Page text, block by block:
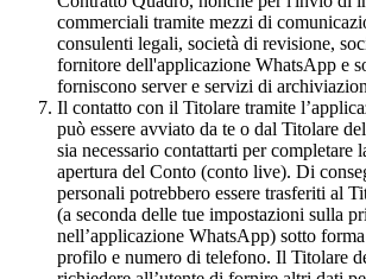
commerciali tramite mezzi di
consulenti legali, società di revisione,
fornitore dell'applicazione WhatsApp e
forniscono server e servizi di
Il contatto con il Titolare tramite
può essere avviato da te o dal Titolare
sia necessario contattarti per completare
apertura del Conto (conto live). Di
personali potrebbero essere trasferiti al
(a seconda delle tue impostazioni sulla
nell’applicazione WhatsApp) sotto
profilo e numero di telefono. Il Titolare